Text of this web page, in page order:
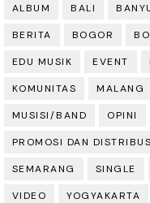
ALBUM BALI
BERITA BOGOR
EDU MUSIK EVENT
KOMUNITAS MALANG
MUSISI/BAND OPINI
PROMOSI DAN
SEMARANG SINGLE
VIDEO YOGYAKARTA